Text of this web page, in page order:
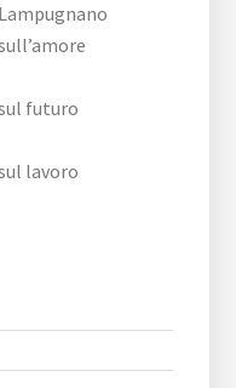
futuro
lavoro